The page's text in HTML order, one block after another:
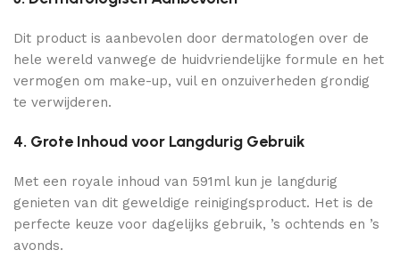
Dit product is aanbevolen door dermatologen over de
hele wereld vanwege de huidvriendelijke formule en het
vermogen om make-up, vuil en onzuiverheden grondig
te verwijderen.
4. Grote Inhoud voor Langdurig Gebruik
Met een royale inhoud van 591ml kun je langdurig
genieten van dit geweldige reinigingsproduct. Het is de
perfecte keuze voor dagelijks gebruik, ’s ochtends en ’s
avonds.